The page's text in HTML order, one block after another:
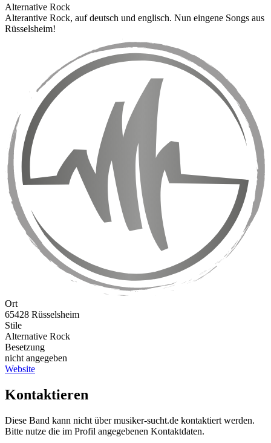
Alternative Rock
Alterantive Rock, auf deutsch und englisch. Nun eingene Songs aus
Rüsselsheim!
Ort
65428 Rüsselsheim
Stile
Alternative Rock
Besetzung
nicht angegeben
Website
Kontaktieren
Diese Band kann nicht über musiker-sucht.de kontaktiert werden.
Bitte nutze die im Profil angegebenen Kontaktdaten.